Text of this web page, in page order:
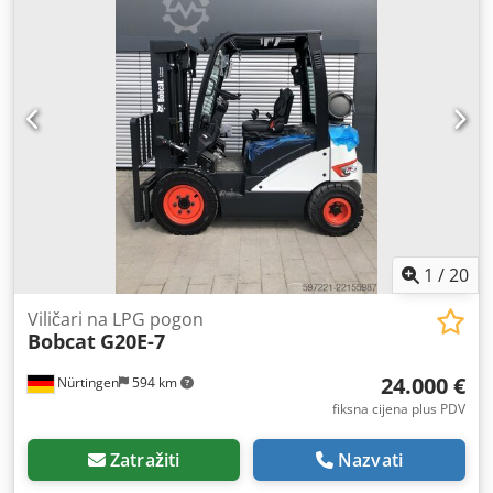
24 V, 60 Ah Chsdeykc Rropfx Abwsa
1 /20
Nürtingen 594 km
Viličari na LPG pogon
Bobcat G20E-7
24.000 €
fiksna cijena plus PDV
Zatražiti Nazvati